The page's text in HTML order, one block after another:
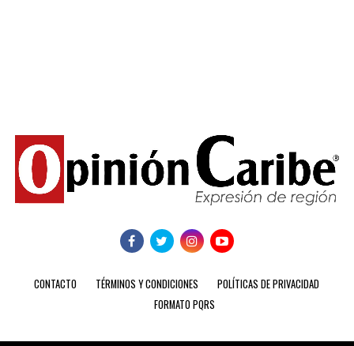
CONTACTO TÉRMINOS Y CONDICIONES
POLÍTICAS DE PRIVACIDAD
FORMATO PQRS